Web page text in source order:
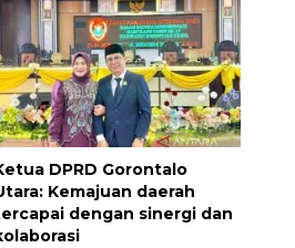
DPRD Gorontalo
Kemajuan daerah
dengan sinergi dan
untuk siswa laki-